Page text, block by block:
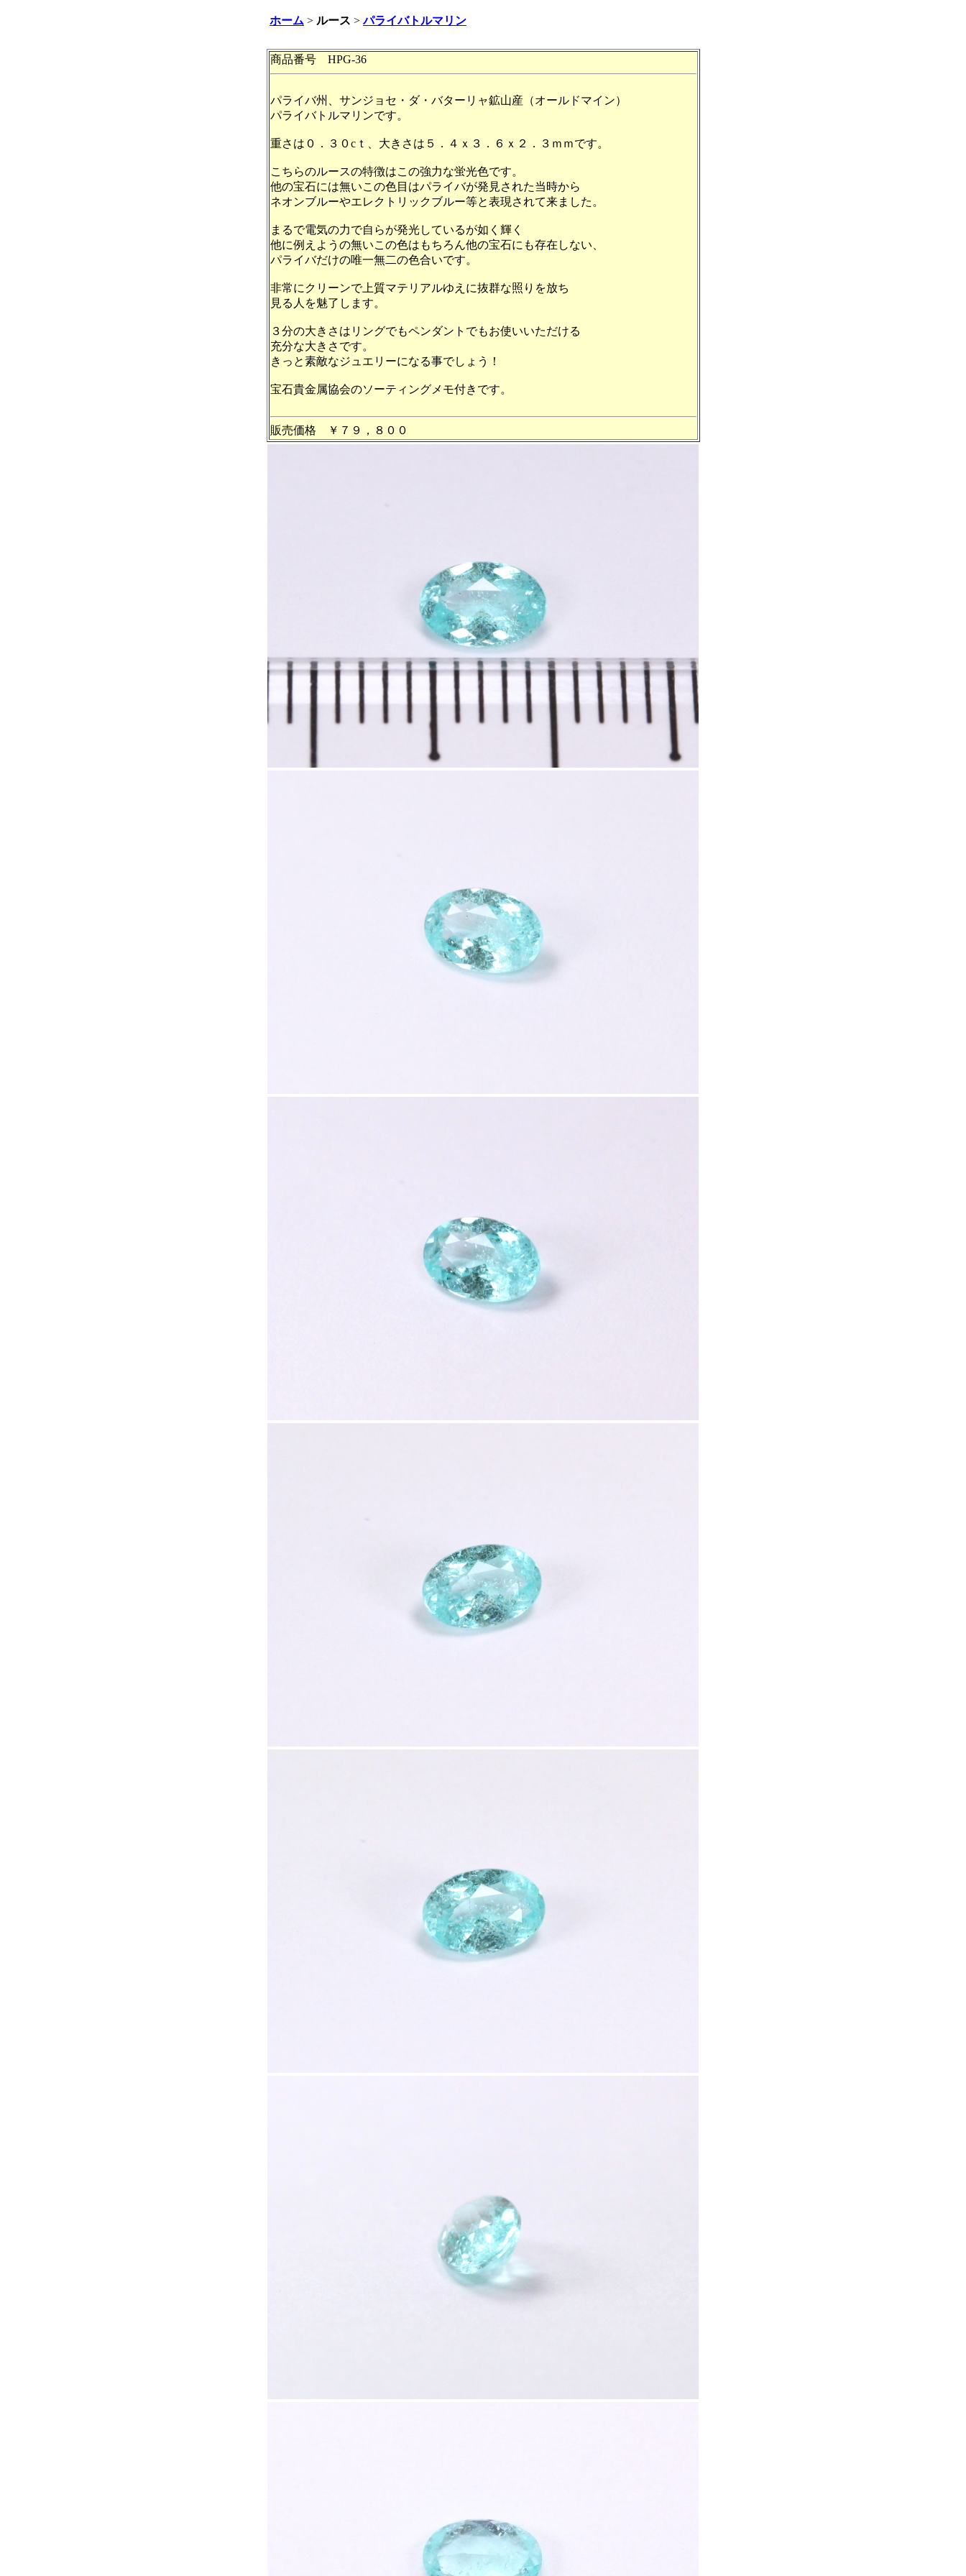
ホーム > ルース > パライバトルマリン
商品番号 HPG-36
パライバ州、サンジョセ・ダ・バターリャ鉱山産（オールドマイン）
パライバトルマリンです。
重さは０．３０cｔ、大きさは５．４ｘ３．６ｘ２．３ｍｍです。
こちらのルースの特徴はこの強力な蛍光色です。
他の宝石には無いこの色目はパライバが発見された当時から
ネオンブルーやエレクトリックブルー等と表現されて来ました。
まるで電気の力で自らが発光しているが如く輝く
他に例えようの無いこの色はもちろん他の宝石にも存在しない、
パライバだけの唯一無二の色合いです。
非常にクリーンで上質マテリアルゆえに抜群な照りを放ち
見る人を魅了します。
３分の大きさはリングでもペンダントでもお使いいただける
充分な大きさです。
きっと素敵なジュエリーになる事でしょう！
宝石貴金属協会のソーティングメモ付きです。
販売価格 ￥７９，８００